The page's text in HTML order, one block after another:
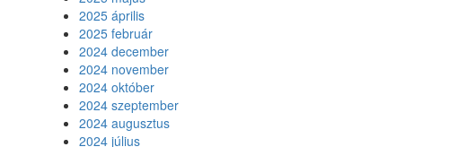
2025 április
2025 február
2024 december
2024 november
2024 október
2024 szeptember
2024 augusztus
2024 július